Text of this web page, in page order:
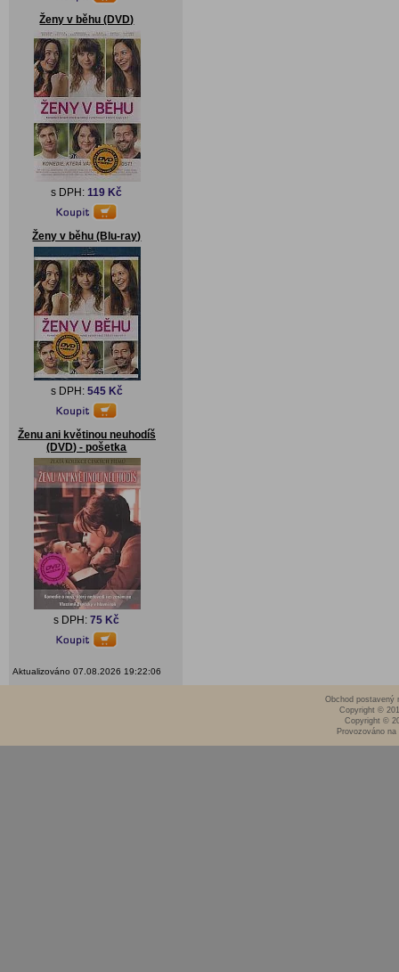
Ženy v běhu (DVD)
s DPH:119 Kč
Ženy v běhu (Blu-ray)
s DPH: 545 Kč
Ženu ani květinou neuhodíš
(DVD) - pošetka
s DPH:75 Kč
Aktualizováno 07.08.2026 19:22:06
Obchod postavený
Copyright ©
Copyright ©
Provozováno